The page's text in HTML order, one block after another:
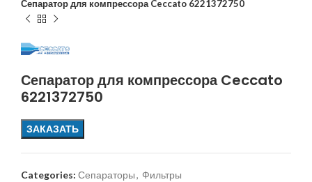
Сепаратор для компрессора Ceccato 6221372750
Сепаратор для компрессора Ceccato
6221372750
ЗАКАЗАТЬ
Categories: Сепараторы, Фильтры